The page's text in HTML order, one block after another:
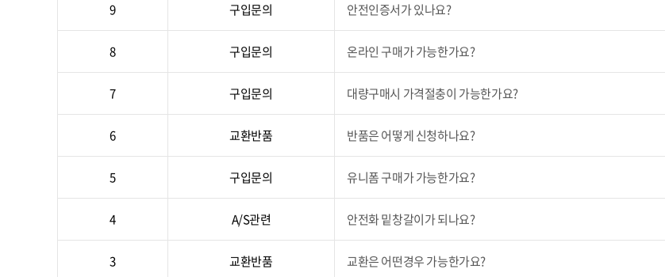
9 구입문의 안전인증서가 있나요?
8 구입문의 온라인 구매가 가능한가요?
7 구입문의 대량구매시 가격절충이 가능한가요?
6 교환반품 반품은 어떻게 신청하나요?
5 구입문의 유니폼 구매가 가능한가요?
4 A/S관련 안전화 밑창갈이가 되나요?
3 교환반품 교환은 어떤경우 가능한가요?